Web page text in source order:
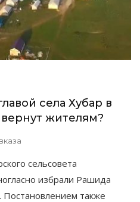
села Хубар в
жителям?
сельсовета
избрали Рашида
Постановлением также